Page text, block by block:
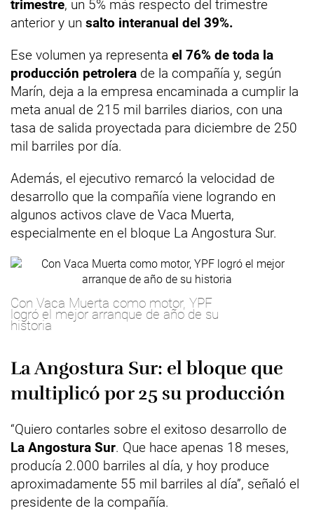
trimestre, un 5% más respecto del trimestre
anterior y un salto interanual del 39%.
Ese volumen ya representa el 76% de toda la
producción petrolera de la compañía y, según
Marín, deja a la empresa encaminada a cumplir la
meta anual de 215 mil barriles diarios, con una
tasa de salida proyectada para diciembre de 250
mil barriles por día.
Además, el ejecutivo remarcó la velocidad de
desarrollo que la compañía viene logrando en
algunos activos clave de Vaca Muerta,
especialmente en el bloque La Angostura Sur.
Con Vaca Muerta como motor, YPF
logró el mejor arranque de año de su
historia
La Angostura Sur: el bloque que
multiplicó por 25 su producción
“Quiero contarles sobre el exitoso desarrollo de
La Angostura Sur. Que hace apenas 18 meses,
producía 2.000 barriles al día, y hoy produce
aproximadamente 55 mil barriles al día”, señaló el
presidente de la compañía.